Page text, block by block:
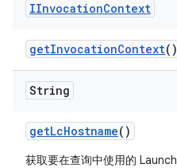
IInvocationContext
getInvocationContext()
String
getLcHostname()
获取要在查询中使用的